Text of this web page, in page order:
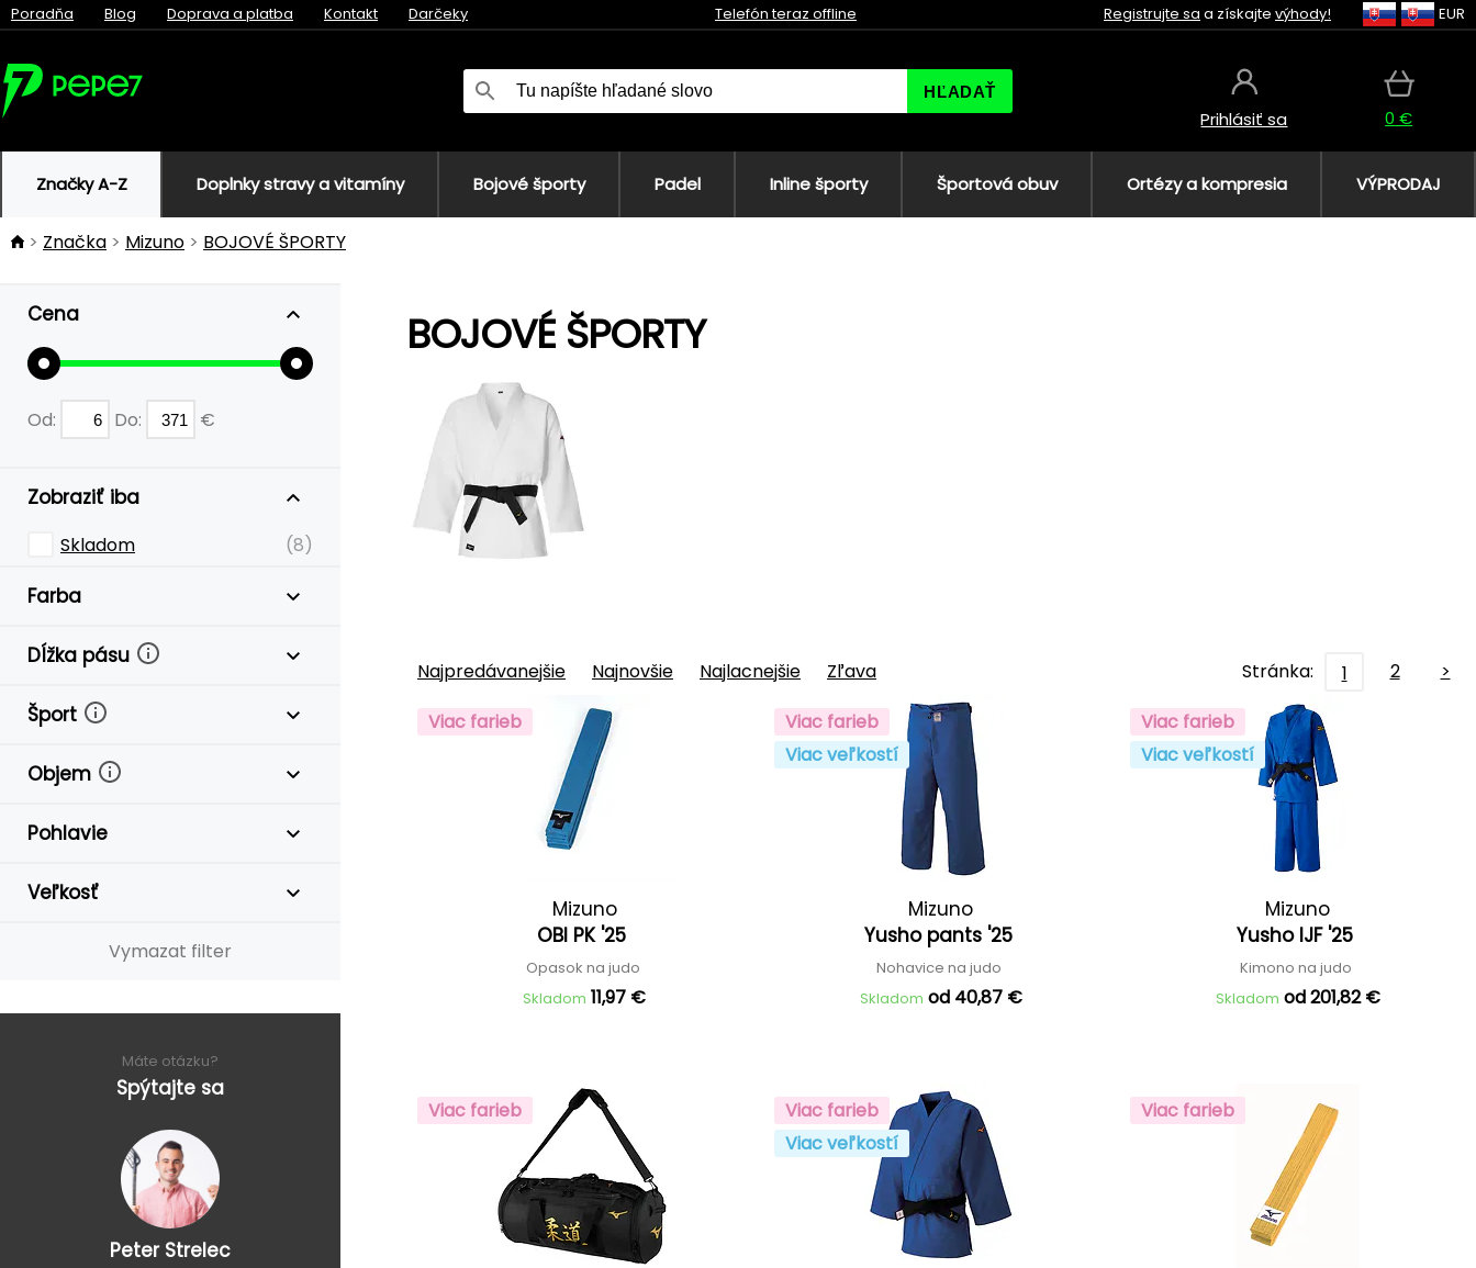
Poradňa Blog Doprava a platba Kontakt Darčeky Telefón teraz offline Registrujte sa a získajte výhody! EUR
HĽADAŤ
Prihlásiť sa 0 €
Značky A-Z Doplnky stravy a vitamíny Bojové športy Padel Inline športy Športová obuv Ortézy a kompresia VÝPRODAJ
Značka Mizuno BOJOVÉ ŠPORTY
Cena
Od: Do: €
Zobraziť iba
Skladom (8)
Farba
Dĺžka pásu
Šport
Objem
Pohlavie
Veľkosť
Vymazat filter
Máte otázku?
Spýtajte sa
Peter Strelec
BOJOVÉ ŠPORTY
Najpredávanejšie Najnovšie Najlacnejšie Zľava Stránka: 1 2
>
Viac farieb
Mizuno
OBI PK '25
Opasok na judo
Skladom 11,97 €
Viac farieb
Viac veľkostí
Mizuno
Yusho pants '25
Nohavice na judo
Skladom od 40,87 €
Viac farieb
Viac veľkostí
Mizuno
Yusho IJF '25
Kimono na judo
Skladom od 201,82 €
Viac farieb
Viac farieb
Viac veľkostí
Viac farieb